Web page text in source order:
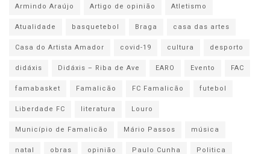
Armindo Araújo Artigo de opinião
Atletismo
Atualidade
basquetebol Braga
casa das artes
Casa do Artista Amador
covid-19 cultura
desporto
didáxis
Didáxis – Riba de Ave EARO Evento
FAC
famabasket
Famalicão FC Famalicão
futebol
Liberdade FC
literatura
Louro
Município de Famalicão
Mário Passos
música
natal
obras opinião Paulo Cunha
Politica